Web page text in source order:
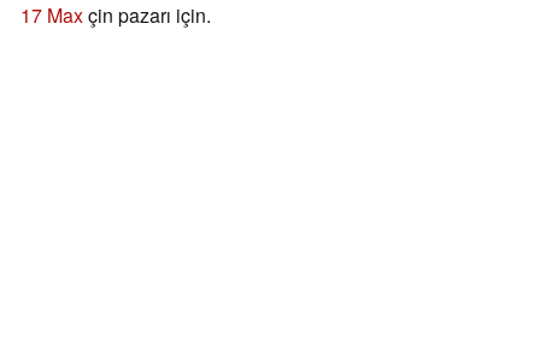
17 Maxçin pazarı için.